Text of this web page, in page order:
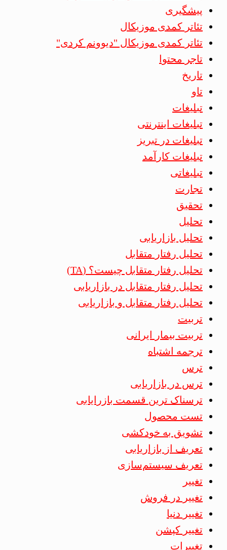
پیشگیری
تئاتر کمدی موزیکال
تئاتر کمدی موزیکال "دیوونم کردی"
تاجر محتوا
تاریخ
تاو
تبلیغات
تبلیغات اینترنتی
تبلیغات در تبریز
تبلیغات کارآمد
تبلیغاتی
تجارت
تحقیق
تحلیل
تحلیل بازاریابی
تحلیل رفتار متقابل
تحلیل رفتار متقابل چیست؟ (TA)
تحلیل رفتار متقابل در بازاریابی
تحلیل رفتار متقابل و بازاریابی
تربیت
تربیت بیمار ایرانی
ترجمه اشتباه
ترس
ترس در بازاریابی
ترسناک ترین قسمت بازرایابی
تست محصول
تشویق به خودکشی
تعریف از بازاریابی
تعریف سیستم‌سازی
تغییر
تغییر در فروش
تغییر دنیا
تغییر کپشن
تغییرات